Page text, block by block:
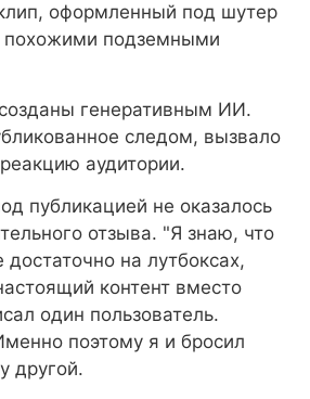
оформленный под шутер
похожими подземными
генеративным ИИ.
следом, вызвало
аудитории.
публикацией не оказалось
отзыва. "Я знаю, что
на лутбоксах,
контент вместо
один пользователь.
поэтому я и бросил
другой.